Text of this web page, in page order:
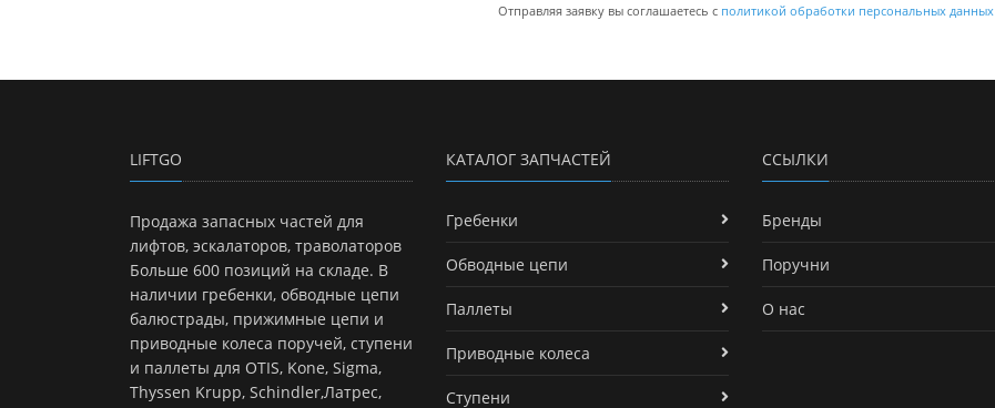
Отправляя заявку вы соглашаетесь с политикой обработки персональных данных
LIFTGO
Продажа запасных частей для
лифтов, эскалаторов, траволаторов
Больше 600 позиций на складе. В
наличии гребенки, обводные цепи
балюстрады, прижимные цепи и
приводные колеса поручей, ступени
и паллеты для OTIS, Kone, Sigma,
Thyssen Krupp, Schindler,Латрес,
КАТАЛОГ ЗАПЧАСТЕЙ
Гребенки
Обводные цепи
Паллеты
Приводные колеса
Ступени
ССЫЛКИ
Бренды
Поручни
О нас